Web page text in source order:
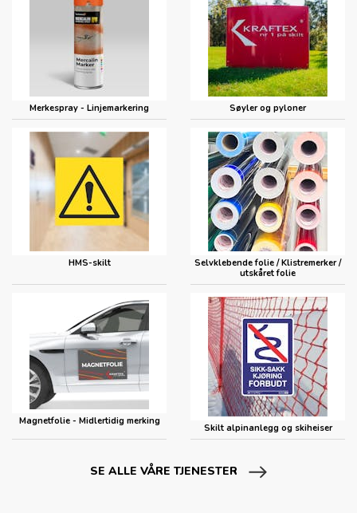
Merkespray - Linjemarkering Søyler og pyloner
HMS-skilt
Selvklebende folie / Klistremerker /
utskåret folie
Magnetfolie - Midlertidig merking
Skilt alpinanlegg og skiheiser
SE ALLE VÅRE TJENESTER